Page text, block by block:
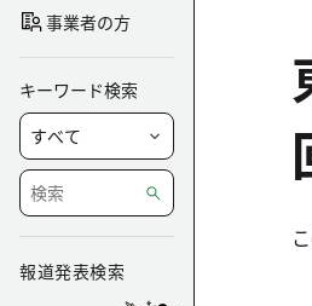
事業者の方
キーワード検索
報道発表検索